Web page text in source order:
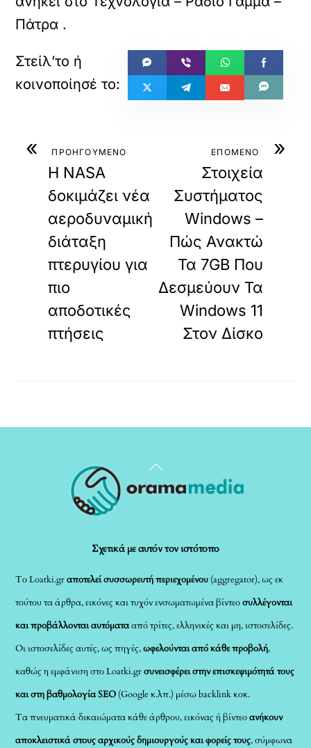
Πάτρα .
« ΠΡΟΗΓΟΥΜΕΝΟ
Η NASA
δοκιμάζει νέα
αεροδυναμική
διάταξη
πτερυγίου για
πιο
αποδοτικές
πτήσεις
»
ΕΠΟΜΕΝΟ
Στοιχεία
Συστήματος
Windows –
Πώς Ανακτώ
Τα 7GB Που
Δεσμεύουν Τα
Windows 11
Στον Δίσκο
Back
To
Σχετικά με αυτόν τον ιστότοπο
Το Loatki.grαποτελεί συσσωρευτή περιεχομένου (aggregator), ως εκ
τούτου τα άρθρα, εικόνες και τυχόν ενσωματωμένα βίντεοσυλλέγονται
και προβάλλονται αυτόματααπό τρίτες, ελληνικές και μη, ιστοσελίδες.
Οι ιστοσελίδες αυτές, ως πηγές,ωφελούνται από κάθε προβολή,
καθώς η εμφάνιση στο Loatki.grσυνεισφέρει στην επισκεψιμότητά τους
και στη βαθμολογία SEO (Google κ.λπ.) μέσω backlink κοκ.
Τα πνευματικά δικαιώματα κάθε άρθρου, εικόνας ή βίντεοανήκουν
αποκλειστικά στους αρχικούς δημιουργούς και φορείς τους, σύμφωνα